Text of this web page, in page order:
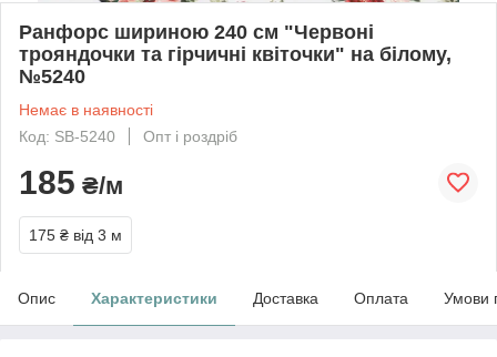
Ранфорс шириною 240 см "Червоні
трояндочки та гірчичні квіточки" на білому,
№5240
Немає в наявності
Код: SB-5240
Опт і роздріб
185 ₴/м
175 ₴ від 3 м
Опис Характеристики Доставка Оплата Умови